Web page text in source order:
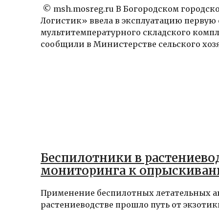
© msh.mosreg.ru В Богородском
Логистик» ввела в эксплуатацию первую
мультитемпературного складского
сообщили в Министерстве сельского
Беспилотники в
мониторинга к
Применение беспилотных летательных
растениеводстве прошло путь от